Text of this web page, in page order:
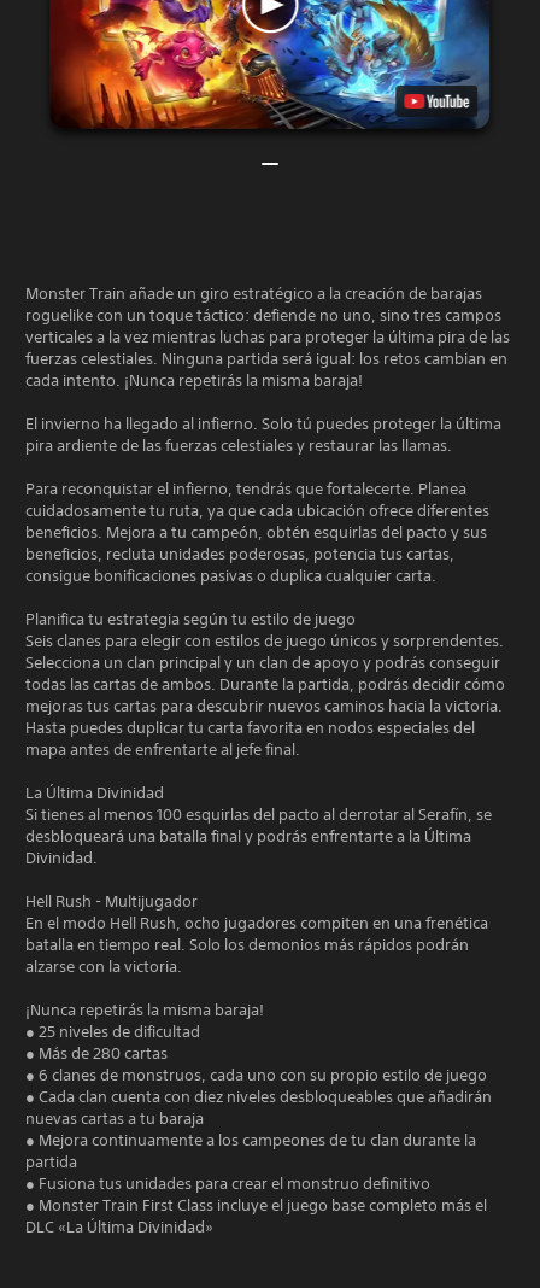
Monster Train añade un giro estratégico a la creación de barajas
roguelike con un toque táctico: defiende no uno, sino tres campos
verticales a la vez mientras luchas para proteger la última pira de las
fuerzas celestiales. Ninguna partida será igual: los retos cambian en
cada intento. ¡Nunca repetirás la misma baraja!
El invierno ha llegado al infierno. Solo tú puedes proteger la última
pira ardiente de las fuerzas celestiales y restaurar las llamas.
Para reconquistar el infierno, tendrás que fortalecerte. Planea
cuidadosamente tu ruta, ya que cada ubicación ofrece diferentes
beneficios. Mejora a tu campeón, obtén esquirlas del pacto y sus
beneficios, recluta unidades poderosas, potencia tus cartas,
consigue bonificaciones pasivas o duplica cualquier carta.
Planifica tu estrategia según tu estilo de juego
Seis clanes para elegir con estilos de juego únicos y sorprendentes.
Selecciona un clan principal y un clan de apoyo y podrás conseguir
todas las cartas de ambos. Durante la partida, podrás decidir cómo
mejoras tus cartas para descubrir nuevos caminos hacia la victoria.
Hasta puedes duplicar tu carta favorita en nodos especiales del
mapa antes de enfrentarte al jefe final.
La Última Divinidad
Si tienes al menos 100 esquirlas del pacto al derrotar al Serafín, se
desbloqueará una batalla final y podrás enfrentarte a la Última
Divinidad.
Hell Rush - Multijugador
En el modo Hell Rush, ocho jugadores compiten en una frenética
batalla en tiempo real. Solo los demonios más rápidos podrán
alzarse con la victoria.
¡Nunca repetirás la misma baraja!
● 25 niveles de dificultad
● Más de 280 cartas
● 6 clanes de monstruos, cada uno con su propio estilo de juego
● Cada clan cuenta con diez niveles desbloqueables que añadirán
nuevas cartas a tu baraja
● Mejora continuamente a los campeones de tu clan durante la
partida
● Fusiona tus unidades para crear el monstruo definitivo
● Monster Train First Class incluye el juego base completo más el
DLC «La Última Divinidad»